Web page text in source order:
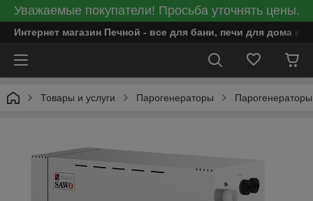
Уважаемые покупатели! Просьба уточнять цены.
Интернет магазин Печной - все для бани, печи для дома и
Товары и услуги Парогенераторы